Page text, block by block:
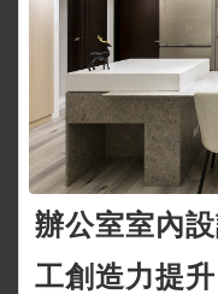
辦公室室內
工創造力提升